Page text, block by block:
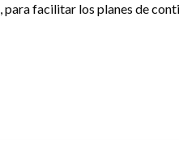
facilitar los planes de